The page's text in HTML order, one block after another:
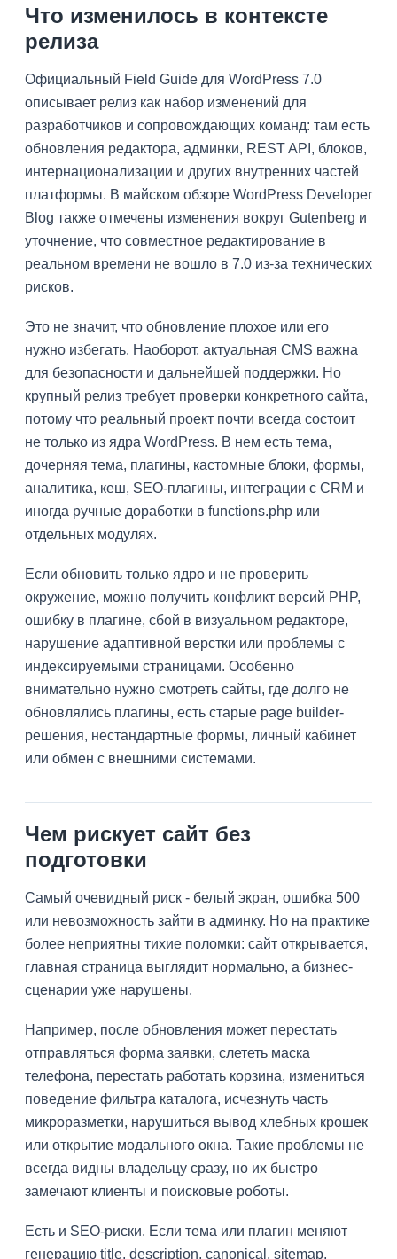
Что изменилось в контексте
релиза
Официальный Field Guide для WordPress 7.0
описывает релиз как набор изменений для
разработчиков и сопровождающих команд: там есть
обновления редактора, админки, REST API, блоков,
интернационализации и других внутренних частей
платформы. В майском обзоре WordPress Developer
Blog также отмечены изменения вокруг Gutenberg и
уточнение, что совместное редактирование в
реальном времени не вошло в 7.0 из-за технических
рисков.
Это не значит, что обновление плохое или его
нужно избегать. Наоборот, актуальная CMS важна
для безопасности и дальнейшей поддержки. Но
крупный релиз требует проверки конкретного сайта,
потому что реальный проект почти всегда состоит
не только из ядра WordPress. В нем есть тема,
дочерняя тема, плагины, кастомные блоки, формы,
аналитика, кеш, SEO-плагины, интеграции с CRM и
иногда ручные доработки в functions.php или
отдельных модулях.
Если обновить только ядро и не проверить
окружение, можно получить конфликт версий PHP,
ошибку в плагине, сбой в визуальном редакторе,
нарушение адаптивной верстки или проблемы с
индексируемыми страницами. Особенно
внимательно нужно смотреть сайты, где долго не
обновлялись плагины, есть старые page builder-
решения, нестандартные формы, личный кабинет
или обмен с внешними системами.
Чем рискует сайт без
подготовки
Самый очевидный риск - белый экран, ошибка 500
или невозможность зайти в админку. Но на практике
более неприятны тихие поломки: сайт открывается,
главная страница выглядит нормально, а бизнес-
сценарии уже нарушены.
Например, после обновления может перестать
отправляться форма заявки, слететь маска
телефона, перестать работать корзина, измениться
поведение фильтра каталога, исчезнуть часть
микроразметки, нарушиться вывод хлебных крошек
или открытие модального окна. Такие проблемы не
всегда видны владельцу сразу, но их быстро
замечают клиенты и поисковые роботы.
Есть и SEO-риски. Если тема или плагин меняют
генерацию title, description, canonical, sitemap,